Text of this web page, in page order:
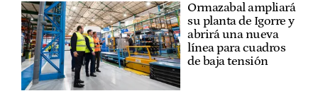
Ormazabal ampliará
su planta de Igorre y
abrirá una nueva
línea para cuadros
de baja tensión